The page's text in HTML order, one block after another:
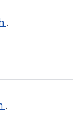
.
.